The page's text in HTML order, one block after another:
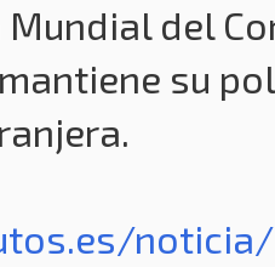
del
su